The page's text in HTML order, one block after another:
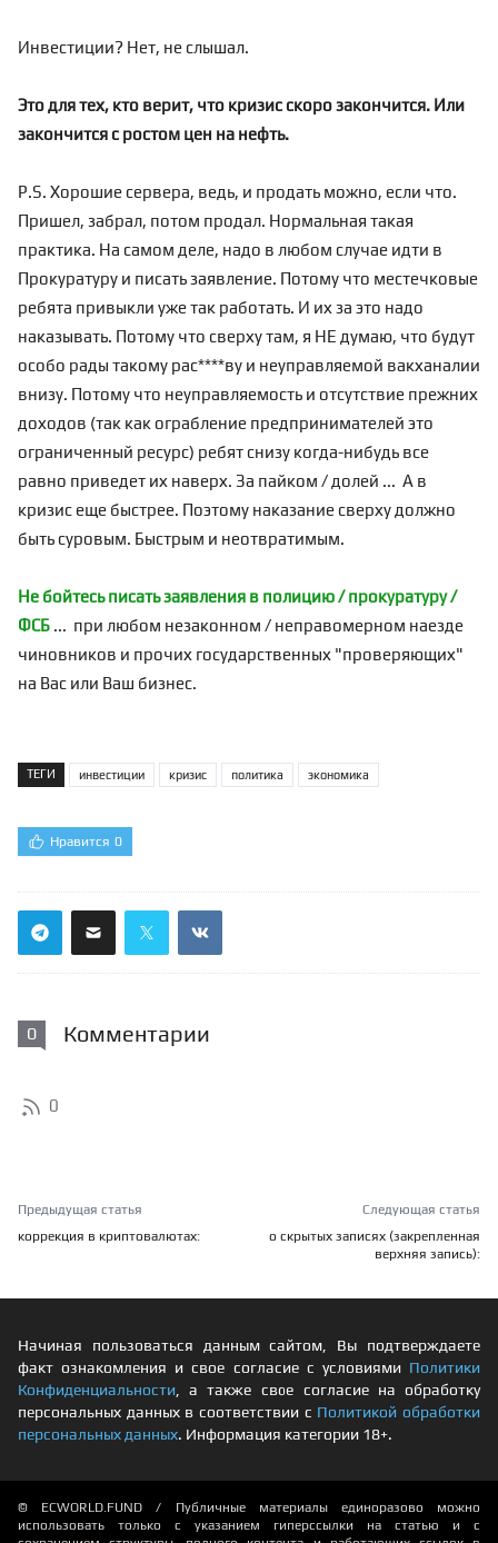
Инвестиции? Нет, не слышал.
Это для тех, кто верит, что кризис скоро закончится. Или
закончится с ростом цен на нефть.
P.S. Хорошие сервера, ведь, и продать можно, если что.
Пришел, забрал, потом продал. Нормальная такая
практика. На самом деле, надо в любом случае идти в
Прокуратуру и писать заявление. Потому что местечковые
ребята привыкли уже так работать. И их за это надо
наказывать. Потому что сверху там, я НЕ думаю, что будут
особо рады такому рас****ву и неуправляемой вакханалии
внизу. Потому что неуправляемость и отсутствие прежних
доходов (так как ограбление предпринимателей это
ограниченный ресурс) ребят снизу когда-нибудь все
равно приведет их наверх. За пайком / долей ... А в
кризис еще быстрее. Поэтому наказание сверху должно
быть суровым. Быстрым и неотвратимым.
Не бойтесь писать заявления в полицию / прокуратуру /
ФСБ ... при любом незаконном / неправомерном наезде
чиновников и прочих государственных "проверяющих"
на Вас или Ваш бизнес.
ТЕГИ инвестиции кризис политика экономика
Нравится 0
0 Комментарии
0
Предыдущая статья
коррекция в криптовалютах:
Следующая статья
о скрытых записях (закрепленная
верхняя запись):
Начиная пользоваться данным сайтом, Вы подтверждаете
факт ознакомления и свое согласие с условиями Политики
Конфиденциальности , а также свое согласие на обработку
персональных данных в соответствии с Политикой обработки
персональных данных. Информация категории 18+.
© ECWORLD.FUND / Публичные материалы единоразово можно
использовать только с указанием гиперссылки на статью и с